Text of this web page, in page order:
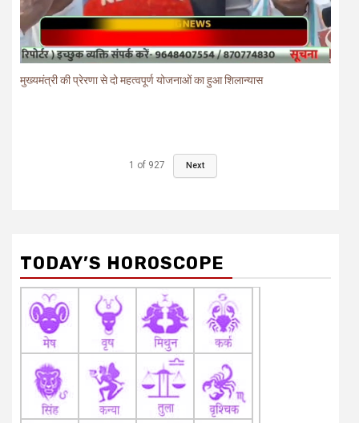
मुख्यमंत्री की प्रेरणा से दो महत्वपूर्ण योजनाओं का हुआ शिलान्यास
1 of 927 Next
TODAY’S HOROSCOPE